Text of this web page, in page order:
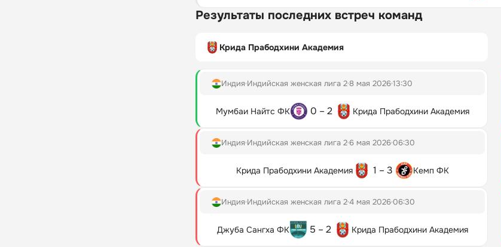
Результаты последних встреч команд
Крида Прабодхини Академия
Индия Индийская женская лига 28 мая 202613:30
Мумбаи Найтс ФК 0 – 2 Крида Прабодхини Академия
Индия Индийская женская лига 26 мая 202606:30
Крида Прабодхини Академия 1 – 3 Кемп ФК
Индия Индийская женская лига 24 мая 202606:30
Джуба Сангха ФК 5 – 2 Крида Прабодхини Академия